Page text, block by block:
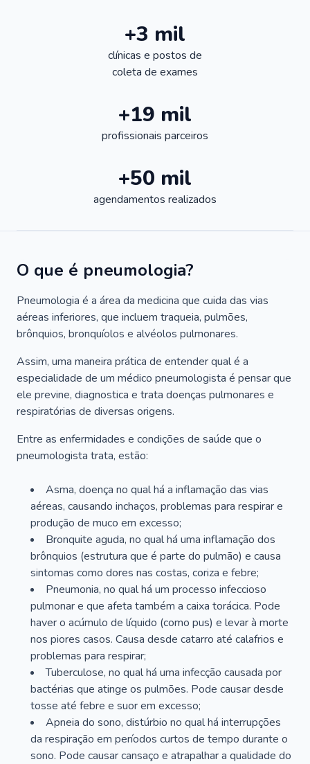
+3 mil
clínicas e postos de
coleta de exames
+19 mil
profissionais parceiros
+50 mil
agendamentos realizados
O que é pneumologia?
Pneumologia é a área da medicina que cuida das vias
aéreas inferiores, que incluem traqueia, pulmões,
brônquios, bronquíolos e alvéolos pulmonares.
Assim, uma maneira prática de entender qual é a
especialidade de um médico pneumologista é pensar que
ele previne, diagnostica e trata doenças pulmonares e
respiratórias de diversas origens.
Entre as enfermidades e condições de saúde que o
pneumologista trata, estão:
Asma, doença no qual há a inflamação das vias
aéreas, causando inchaços, problemas para respirar e
produção de muco em excesso;
Bronquite aguda, no qual há uma inflamação dos
brônquios (estrutura que é parte do pulmão) e causa
sintomas como dores nas costas, coriza e febre;
Pneumonia, no qual há um processo infeccioso
pulmonar e que afeta também a caixa torácica. Pode
haver o acúmulo de líquido (como pus) e levar à morte
nos piores casos. Causa desde catarro até calafrios e
problemas para respirar;
Tuberculose, no qual há uma infecção causada por
bactérias que atinge os pulmões. Pode causar desde
tosse até febre e suor em excesso;
Apneia do sono, distúrbio no qual há interrupções
da respiração em períodos curtos de tempo durante o
sono. Pode causar cansaço e atrapalhar a qualidade do